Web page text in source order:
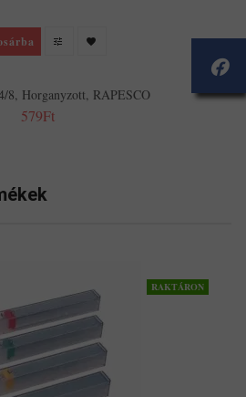
8, Horganyzott, RAPESCO
579Ft
RAKTÁRON